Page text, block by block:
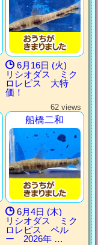
6月16日 (火)
リシオダス ミク
ロレピス 大特
価！
62 views
船橋二和
6月4日 (木)
リシオダス ミク
ロレピス ペル
ー 2026年 …